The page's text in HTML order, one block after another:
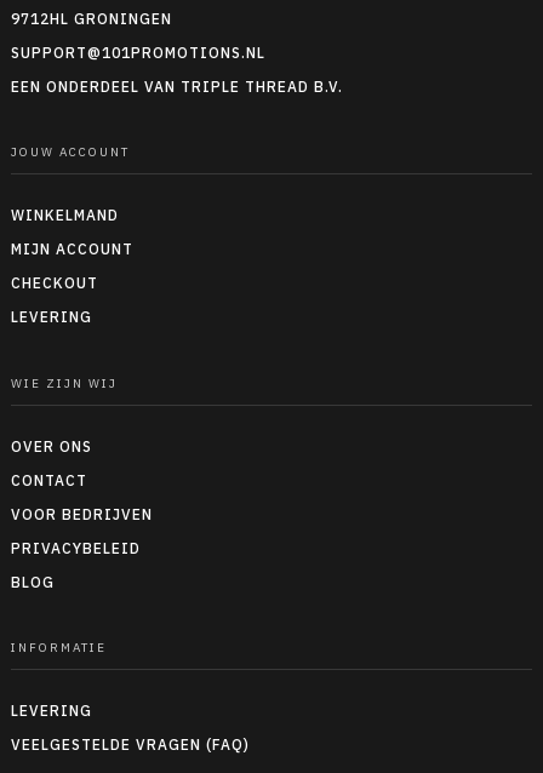
9712HL GRONINGEN
SUPPORT@101PROMOTIONS.NL
EEN ONDERDEEL VAN TRIPLE THREAD B.V.
JOUW ACCOUNT
WINKELMAND
MIJN ACCOUNT
CHECKOUT
LEVERING
WIE ZIJN WIJ
OVER ONS
CONTACT
VOOR BEDRIJVEN
PRIVACYBELEID
BLOG
INFORMATIE
LEVERING
VEELGESTELDE VRAGEN (FAQ)